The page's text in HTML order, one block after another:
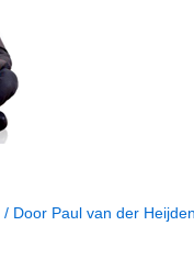
/ Door Paul van der Heijden